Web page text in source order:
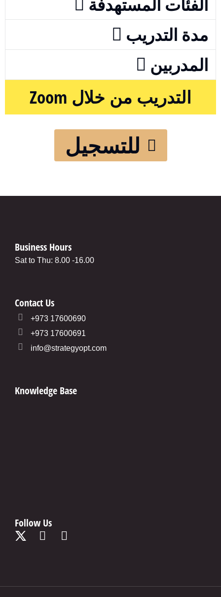
الفئات المستهدفة
مدة التدريب
المدربين
التدريب من خلال Zoom
للتسجيل
Business Hours
Sat to Thu: 8.00 -16.00
Contact Us
+973 17600690
+973 17600691
info@strategyopt.com
Knowledge Base
Follow Us